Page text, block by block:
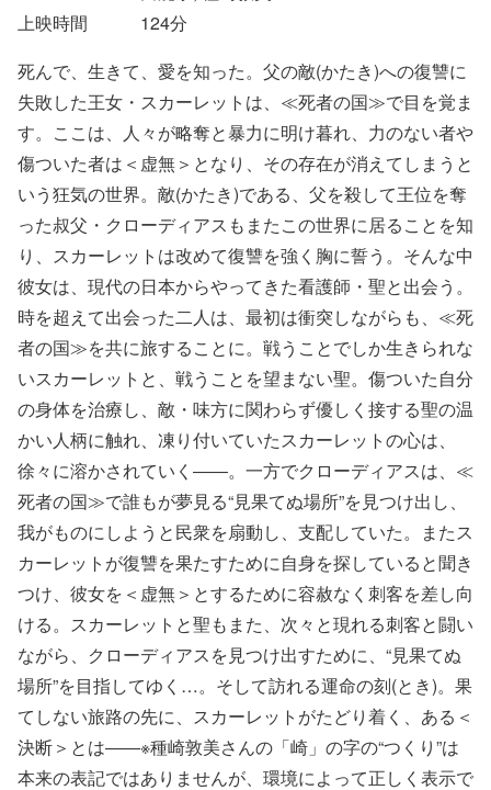
上映時間
124分
死んで、生きて、愛を知った。父の敵(かたき)への復讐に
失敗した王女・スカーレットは、≪死者の国≫で目を覚ま
す。ここは、人々が略奪と暴力に明け暮れ、力のない者や
傷ついた者は＜虚無＞となり、その存在が消えてしまうと
いう狂気の世界。敵(かたき)である、父を殺して王位を奪
った叔父・クローディアスもまたこの世界に居ることを知
り、スカーレットは改めて復讐を強く胸に誓う。そんな中
彼女は、現代の日本からやってきた看護師・聖と出会う。
時を超えて出会った二人は、最初は衝突しながらも、≪死
者の国≫を共に旅することに。戦うことでしか生きられな
いスカーレットと、戦うことを望まない聖。傷ついた自分
の身体を治療し、敵・味方に関わらず優しく接する聖の温
かい人柄に触れ、凍り付いていたスカーレットの心は、
徐々に溶かされていく――。一方でクローディアスは、≪
死者の国≫で誰もが夢見る“見果てぬ場所”を見つけ出し、
我がものにしようと民衆を扇動し、支配していた。またス
カーレットが復讐を果たすために自身を探していると聞き
つけ、彼女を＜虚無＞とするために容赦なく刺客を差し向
ける。スカーレットと聖もまた、次々と現れる刺客と闘い
ながら、クローディアスを見つけ出すために、“見果てぬ
場所”を目指してゆく…。そして訪れる運命の刻(とき)。果
てしない旅路の先に、スカーレットがたどり着く、ある＜
決断＞とは――※種崎敦美さんの「崎」の字の“つくり”は
本来の表記ではありませんが、環境によって正しく表示で